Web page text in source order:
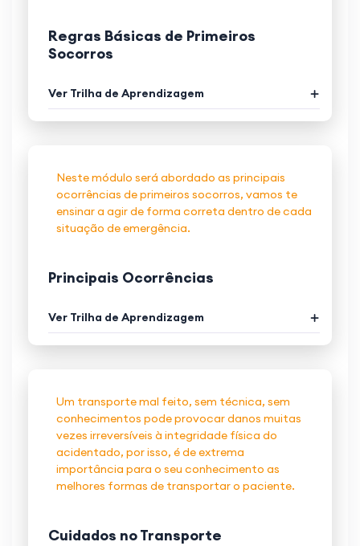
Regras Básicas de Primeiros
Socorros
Ver Trilha de Aprendizagem
Neste módulo será abordado as principais
ocorrências de primeiros socorros, vamos te
ensinar a agir de forma correta dentro de cada
situação de emergência.
Principais Ocorrências
Ver Trilha de Aprendizagem
Um transporte mal feito, sem técnica, sem
conhecimentos pode provocar danos muitas
vezes irreversíveis à integridade física do
acidentado, por isso, é de extrema
importância para o seu conhecimento as
melhores formas de transportar o paciente.
Cuidados no Transporte